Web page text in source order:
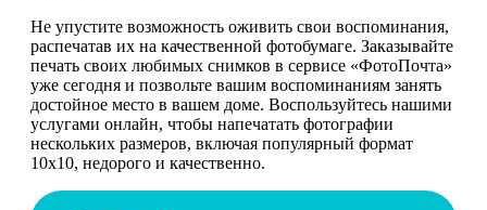
Не упустите возможность оживить свои воспоминания,
распечатав их на качественной фотобумаге. Заказывайте
печать своих любимых снимков в сервисе «ФотоПочта»
уже сегодня и позвольте вашим воспоминаниям занять
достойное место в вашем доме. Воспользуйтесь нашими
услугами онлайн, чтобы напечатать фотографии
нескольких размеров, включая популярный формат
10х10, недорого и качественно.